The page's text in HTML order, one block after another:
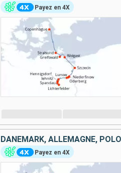
Payez en 4X
DANEMARK, ALLEMAGNE,
Payez en 4X